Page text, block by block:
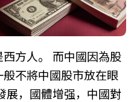
方人。 而中國因為股
不將中國股市放在眼
展，國體增强，中國對